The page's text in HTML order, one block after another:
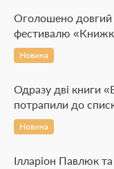
Оголошено довгий
фестивалю
Новина
Одразу дві книги
потрапили до
Новина
Ілларіон Павлюк